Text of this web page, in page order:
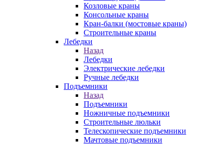
Козловые краны
Консольные краны
Кран-балки (мостовые краны)
Строительные краны
Лебедки
Назад
Лебедки
Электрические лебедки
Ручные лебедки
Подъемники
Назад
Подъемники
Ножничные подъемники
Строительные люльки
Телескопические подъемники
Мачтовые подъемники